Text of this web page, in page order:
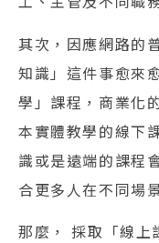
其次，因應網路的
知識」這件事愈來
學」課程，商業化
本實體教學的線下
識或是遠端的課程
合更多人在不同場
那麼， 採取「線上